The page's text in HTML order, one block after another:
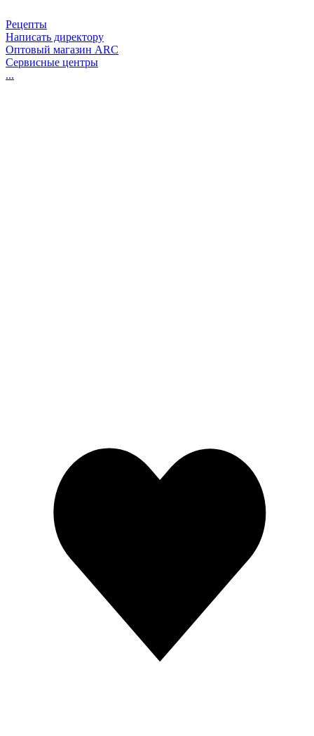
Рецепты
Написать директору
Оптовый магазин ARC
Сервисные центры
...